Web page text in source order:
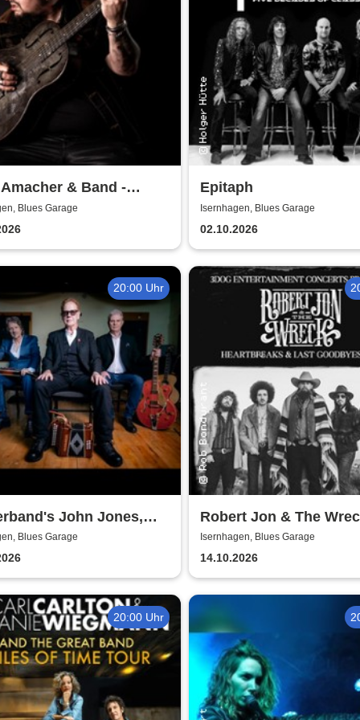
& Band -
Tour 2026
Blues Garage
Epitaph
Isernhagen, Blues Garage
02.10.2026
20:00 Uhr
John Jones,
& Al Scott - The
on Tour 2026
Blues Garage
Robert Jon & The
Heartbreaks & Last
- Tour 2026
Isernhagen, Blues Garage
14.10.2026
20:00 Uhr